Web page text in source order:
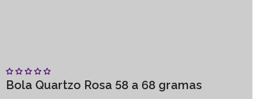
Bola Quartzo Rosa 58 a 68 gramas